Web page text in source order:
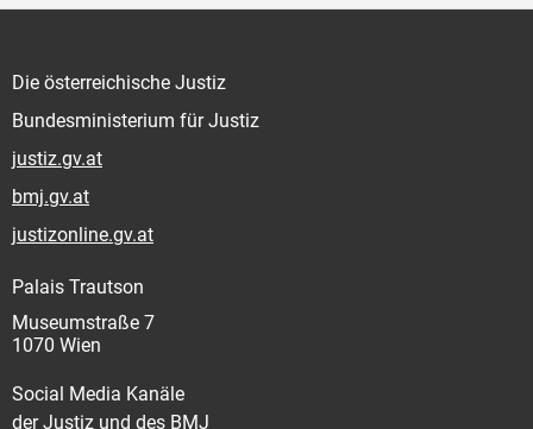
Die österreichische Justiz
Bundesministerium für Justiz
justiz.gv.at
bmj.gv.at
justizonline.gv.at
Palais Trautson
Museumstraße 7
1070 Wien
Social Media Kanäle
der Justiz und des BMJ